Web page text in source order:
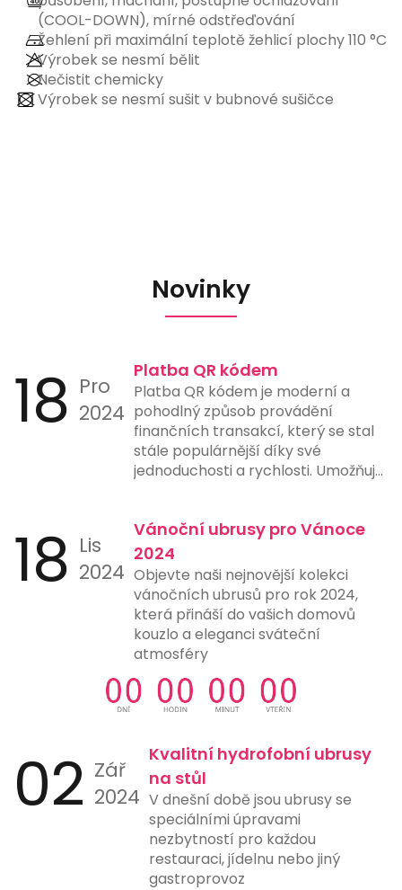
(COOL-DOWN), mírné odstřeďování
Žehlení při maximální teplotě žehlicí plochy 110 °C
Výrobek se nesmí bělit
Nečistit chemicky
Výrobek se nesmí sušit v bubnové sušičce
Novinky
18 Pro
2024
Platba QR kódem
Platba QR kódem je moderní a
pohodlný způsob provádění
finančních transakcí, který se stal
stále populárnější díky své
jednoduchosti a rychlosti. Umožňuje
chytrého telefonu nebo jiného
zařízení s fotoaparátem a vhodnou
aplikací. Tento způsob platby
eliminuje potřebu ručního zadávání
čísel účtů, čímž snižuje riziko chyb a
urychluje proces platby. Mnohé
banky a finanční instituce nyní
nabízejí možnost generování a
skenování QR kódů přímo ve svých
aplikacích, což ještě více usnadňuje
ideální pro online nákupy,
restaurace, čerpací stanice a další
místa, kde rychlost a jednoduchost
platby hrají klíčovou roli.
18 Lis
2024
Vánoční ubrusy pro Vánoce
2024
Objevte naši nejnovější kolekci
vánočních ubrusů pro rok 2024,
která přináší do vašich domovů
kouzlo a eleganci sváteční
atmosféry
02 Zář
2024
Kvalitní hydrofobní ubrusy
na stůl
V dnešní době jsou ubrusy se
speciálními úpravami
nezbytností pro každou
restauraci, jídelnu nebo jiný
gastroprovoz